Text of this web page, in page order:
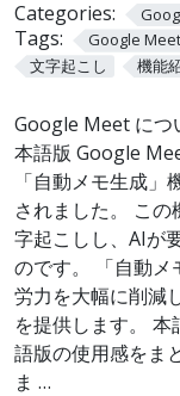
Categories:
Tags: Google Meet
文字起こし
機能
Google Meet につ
本語版 Google
「自動メモ生成
されました。 こ
字起こしし、AIが
のです。 「自動メ
労力を大幅に削減
を提供します。
語版の使用感をま
ま …